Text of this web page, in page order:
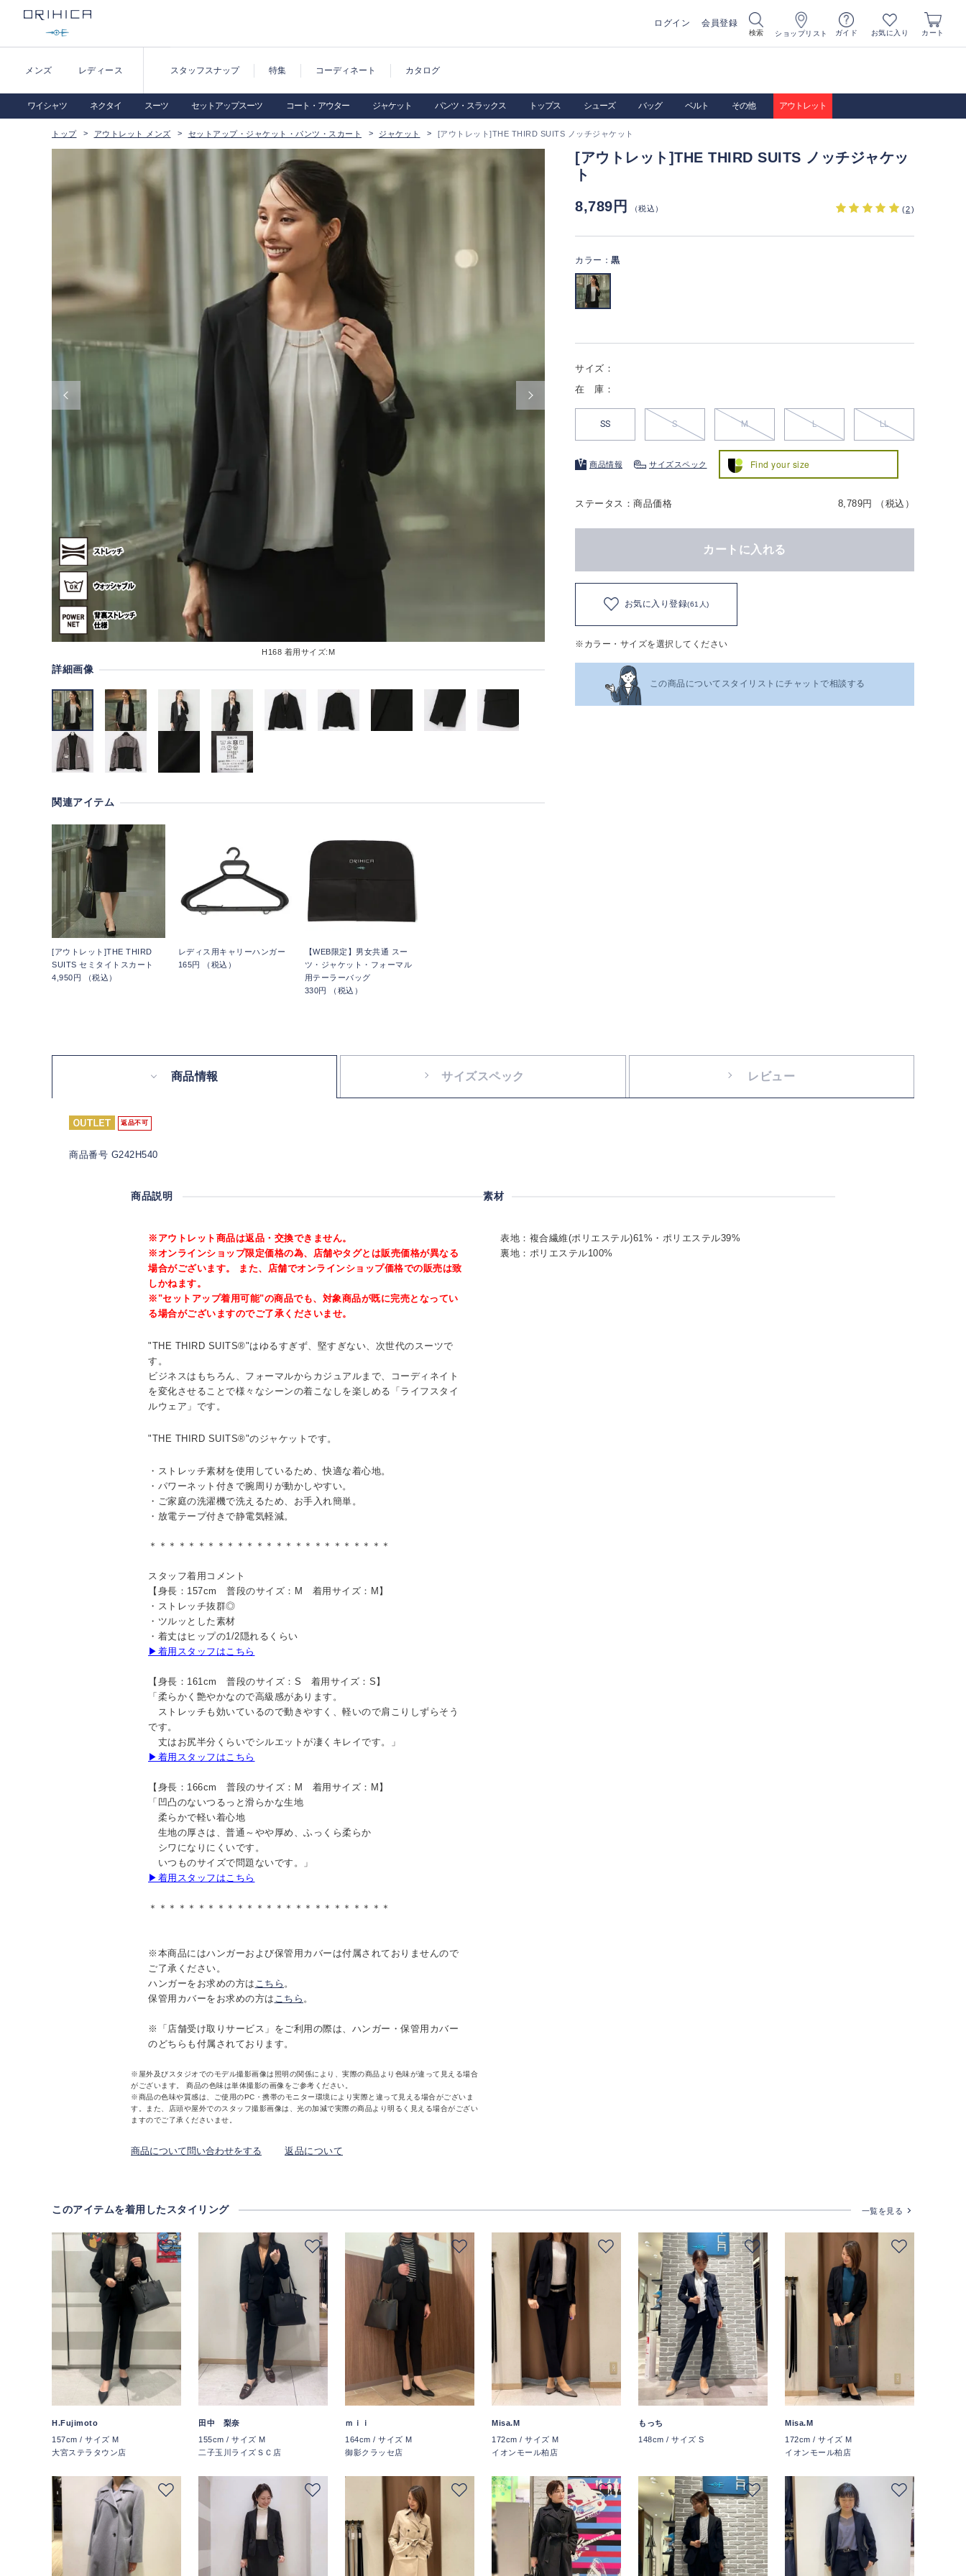
ログイン 会員登録
検索 ショップリスト ガイド お気に入り カート
メンズ レディース スタッフスナップ 特集 コーディネート カタログ
ワイシャツ ネクタイ スーツ セットアップスーツ コート・アウター ジャケット パンツ・スラックス トップス シューズ バッグ ベルト その他 アウトレット
トップ アウトレット メンズ セットアップ・ジャケット・パンツ・スカート ジャケット [アウトレット]THE THIRD SUITS ノッチジャケット
H168 着用サイズ:M
詳細画像
関連アイテム
[アウトレット]THE THIRD
SUITS セミタイトスカート
4,950円 （税込）
レディス用キャリーハンガー
165円 （税込）
【WEB限定】男女共通 スー
ツ・ジャケット・フォーマル
用テーラーバッグ
330円 （税込）
[アウトレット]THE THIRD SUITS ノッチジャケッ
ト
8,789円
（税込） (2)
カラー： 黒
サイズ：
在 庫：
SS S M L LL
商品情報 サイズスペック Find your size
ステータス：商品価格 8,789円 （税込）
カートに入れる
お気に入り登録(61人)
※カラー・サイズを選択してください
この商品についてスタイリストにチャットで相談する
商品情報 サイズスペック レビュー
返品不可
商品番号 G242H540
商品説明
※アウトレット商品は返品・交換できません。
※オンラインショップ限定価格の為、店舗やタグとは販売価格が異なる
場合がございます。 また、店舗でオンラインショップ価格での販売は致
しかねます。
※"セットアップ着用可能"の商品でも、対象商品が既に完売となってい
る場合がございますのでご了承くださいませ。
"THE THIRD SUITS®"はゆるすぎず、堅すぎない、次世代のスーツで
す。
ビジネスはもちろん、フォーマルからカジュアルまで、コーディネイト
を変化させることで様々なシーンの着こなしを楽しめる「ライフスタイ
ルウェア」です。
"THE THIRD SUITS®"のジャケットです。
・ストレッチ素材を使用しているため、快適な着心地。
・パワーネット付きで腕周りが動かしやすい。
・ご家庭の洗濯機で洗えるため、お手入れ簡単。
・放電テープ付きで静電気軽減。
＊＊＊＊＊＊＊＊＊＊＊＊＊＊＊＊＊＊＊＊＊＊＊＊＊
スタッフ着用コメント
【身長：157cm 普段のサイズ：M 着用サイズ：M】
・ストレッチ抜群◎
・ツルッとした素材
・着丈はヒップの1/2隠れるくらい
▶着用スタッフはこちら
【身長：161cm 普段のサイズ：S 着用サイズ：S】
「柔らかく艶やかなので高級感があります。
ストレッチも効いているので動きやすく、軽いので肩こりしずらそう
です。
丈はお尻半分くらいでシルエットが凄くキレイです。」
▶着用スタッフはこちら
【身長：166cm 普段のサイズ：M 着用サイズ：M】
「凹凸のないつるっと滑らかな生地
柔らかで軽い着心地
生地の厚さは、普通～やや厚め、ふっくら柔らか
シワになりにくいです。
いつものサイズで問題ないです。」
▶着用スタッフはこちら
＊＊＊＊＊＊＊＊＊＊＊＊＊＊＊＊＊＊＊＊＊＊＊＊＊
※本商品にはハンガーおよび保管用カバーは付属されておりませんので
ご了承ください。
ハンガーをお求めの方は こちら 。
保管用カバーをお求めの方は こちら 。
※「店舗受け取りサービス」をご利用の際は、ハンガー・保管用カバー
のどちらも付属されております。
※屋外及びスタジオでのモデル撮影画像は照明の関係により、実際の商品より色味が違って見える場合
がございます。 商品の色味は単体撮影の画像をご参考ください。
※商品の色味や質感は、ご使用のPC・携帯のモニター環境により実際と違って見える場合がございま
す。また、店頭や屋外でのスタッフ撮影画像は、光の加減で実際の商品より明るく見える場合がござい
ますのでご了承くださいませ。
商品について問い合わせをする 返品について
素材
表地：複合繊維(ポリエステル)61%・ポリエステル39%
裏地：ポリエステル100%
このアイテムを着用したスタイリング 一覧を見る
H.Fujimoto
157cm / サイズ M
大宮ステラタウン店
田中 梨奈
155cm / サイズ M
二子玉川ライズＳＣ店
ｍｉｉ
164cm / サイズ M
御影クラッセ店
Misa.M
172cm / サイズ M
イオンモール柏店
もっち
148cm / サイズ S
Misa.M
172cm / サイズ M
イオンモール柏店